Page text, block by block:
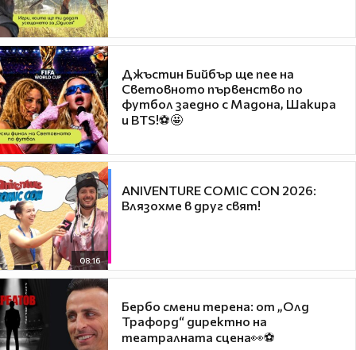
Джъстин Бийбър ще пее на
Световното първенство по
футбол заедно с Мадона, Шакира
и BTS!⚽🤩
08:16
ANIVENTURE COMIC CON 2026:
Влязохме в друг свят!
Бербо смени терена: от „Олд
Трафорд“ директно на
театралната сцена👀⚽